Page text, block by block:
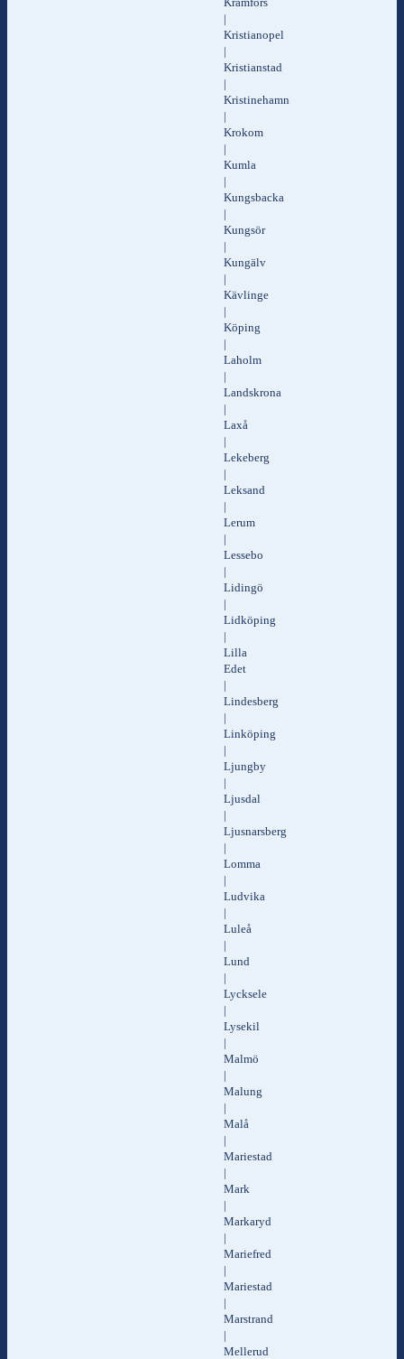
|
Kristianopel
|
Kristianstad
|
Kristinehamn
|
Krokom
|
Kumla
|
Kungsbacka
|
Kungsör
|
Kungälv
|
Kävlinge
|
Köping
|
Laholm
|
Landskrona
|
Laxå
|
Lekeberg
|
Leksand
|
Lerum
|
Lessebo
|
Lidingö
|
Lidköping
|
Lilla
Edet
|
Lindesberg
|
Linköping
|
Ljungby
|
Ljusdal
|
Ljusnarsberg
|
Lomma
|
Ludvika
|
Luleå
|
Lund
|
Lycksele
|
Lysekil
|
Malmö
|
Malung
|
Malå
|
Mariestad
|
Mark
|
Markaryd
|
Mariefred
|
Mariestad
|
Marstrand
|
Mellerud